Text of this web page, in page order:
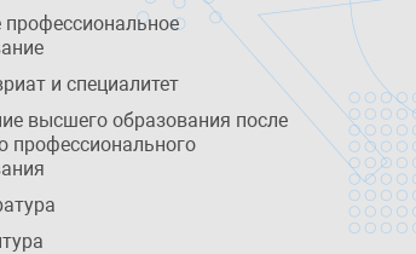
профессиональное
и специалитет
высшего образования после
профессионального